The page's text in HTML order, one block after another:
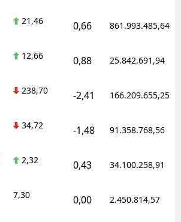
21,46 0,66 861.993.485,64
12,66 0,88 25.842.691,94
238,70 -2,41 166.209.655,25
34,72 -1,48 91.358.768,56
2,32 0,43 34.100.258,91
7,30 0,00 2.450.814,57